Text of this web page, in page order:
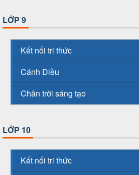
LỚP 9
Kết nối tri thức
Cánh Diều
Chân trời sáng tạo
LỚP 10
Kết nối tri thức